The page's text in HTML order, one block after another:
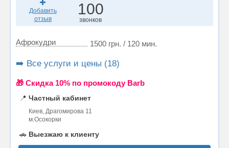
Добавить
отзыв
100
звонков
Афрокудри 1500 грн. / 120 мин.
➡️ Все услуги и цены (18)
🎁 Cкидка 10% по промокоду Barb
📍 Частный кабинет
Киев, Драгомирова 11
м.Осокорки
🚗 Выезжаю к клиенту